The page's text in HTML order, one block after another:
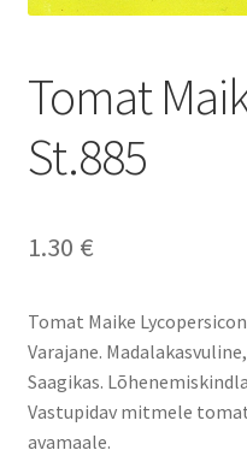
Tomat
St.885
1.30 €
Tomat Maike
Varajane.
Saagikas.
Vastupidav mitmele
avamaale.